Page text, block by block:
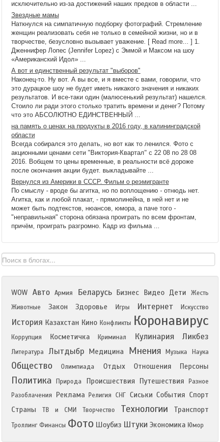
исключительно из-за достижений наших предков в области ...
Звездные мамы
Наткнулся на симпатичную подборку фотографий. Стремление
женщин реализовать себя не только в семейной жизни, но и в
творчестве, безусловно вызывает уважение. [ Read more... ] 1.
Дженнифер Лопес (Jennifer Lopez) с Эммой и Максом на шоу
«Американский Идол» ...
А вот и единственный результат "выборов"
Наконец-то. Ну вот. А вы все, и я вместе с вами, говорили, что
это дурацкое шоу не будет иметь никакого значения и никаких
результатов. И все-таки один (малюсенький результат) нашелся.
Стоило ли ради этого столько тратить времени и денег? Потому
что это АБСОЛЮТНО ЕДИНСТВЕННЫЙ ...
на память о ценах на продукты в 2016 году, в калининградской
области
Всегда собирался это делать, но вот как то ленился. Фото с
акционными ценами сети "Виктория-Квартал" с 22 08 по 28 08
2016. Вобщем то цены временные, в реальности всё дороже
после окончания акции будет. выкладывайте ...
Вернулся из Америки в СССР. Фильм о реэмигранте
По смыслу - вроде бы агитка, но по воплощению - отнюдь нет.
Агитка, как и любой плакат, - прямолинейна, в ней нет и не
может быть подтекстов, нюансов, юмора, а паче того -
"неправильная" сторона обязана проиграть по всем фронтам,
причём, проиграть разгромно. Кадр из фильма ...
WOW Авто Армия Беларусь Бизнес Видео Дети
Жесть
Животные
Закон Здоровье Игры Интернет Искусство
История Казахстан Кино Конфликты Коронавирус
Коррупция Косметичка Криминал Кулинария Ликбез
Литература Лытдыбр Медицина Мнения Музыка Наука
Общество Олимпиада Отдых Отношения Персоны
Политика Природа Происшествия Путешествия
Разное
Разоблачения
Реклама Религия СНГ Сиськи События Спорт
Страны
ТВ и СМИ Творчество Технологии Транспорт
Троллинг Финансы Фото Шоубиз Штуки Экономика Юмор